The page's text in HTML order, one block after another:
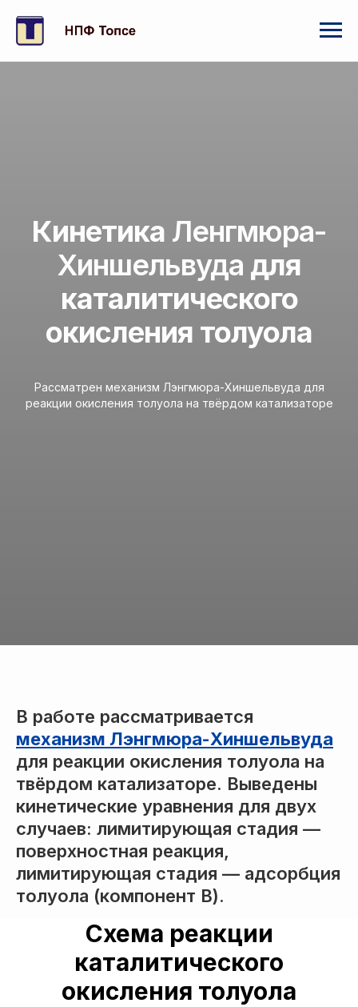
Кинетика Ленгмюра-
Хиншельвуда для
каталитического
окисления толуола
Рассматрен механизм Лэнгмюра-Хиншельвуда для
реакции окисления толуола на твёрдом катализаторе
В работе рассматривается
механизм Лэнгмюра-Хиншельвуда
для реакции окисления толуола на
твёрдом катализаторе. Выведены
кинетические уравнения для двух
случаев: лимитирующая стадия —
поверхностная реакция,
лимитирующая стадия — адсорбция
толуола (компонент B).
Схема реакции
каталитического
окисления толуола